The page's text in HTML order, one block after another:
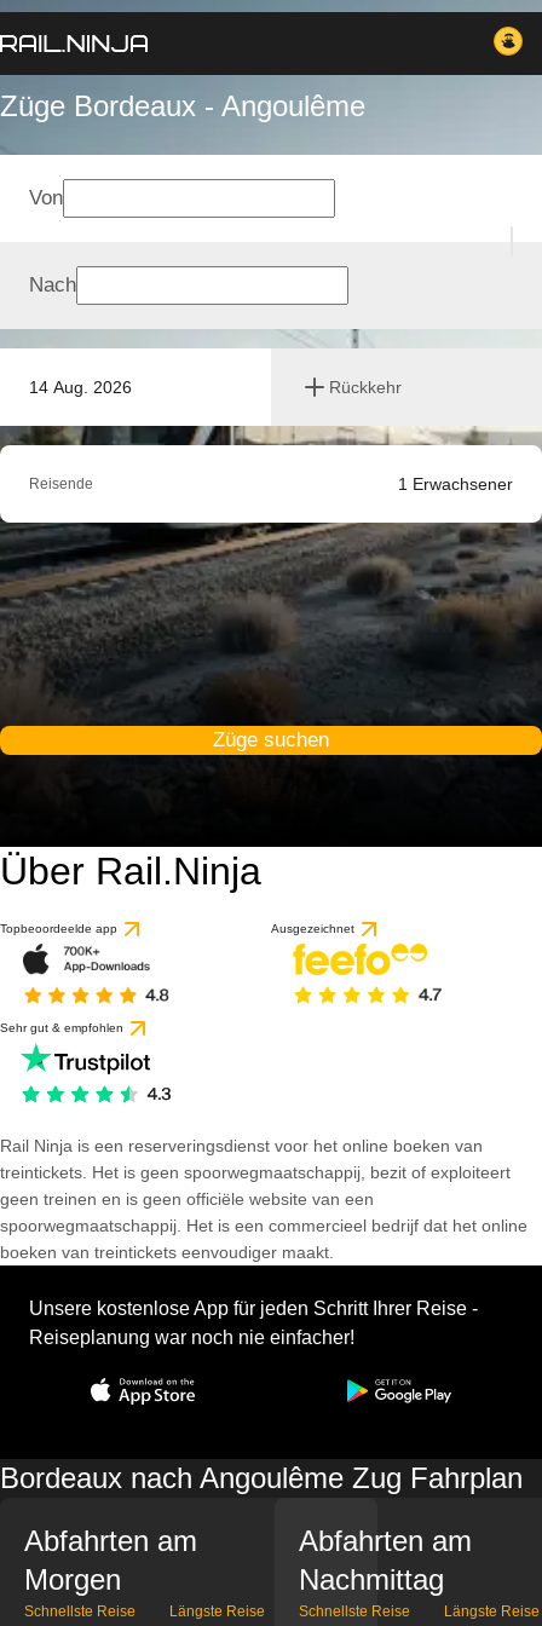
Züge Bordeaux - Angoulême
14 Aug. 2026 Rückkehr
Von
Nach
Reisende 1 Erwachsener
Züge suchen
Über Rail.Ninja
Topbeoordeelde app Ausgezeichnet
Sehr gut & empfohlen
Rail Ninja is een reserveringsdienst voor het online boeken van
treintickets. Het is geen spoorwegmaatschappij, bezit of exploiteert
geen treinen en is geen officiële website van een
spoorwegmaatschappij. Het is een commercieel bedrijf dat het online
boeken van treintickets eenvoudiger maakt.
Unsere kostenlose App für jeden Schritt Ihrer Reise -
Reiseplanung war noch nie einfacher!
Bordeaux nach Angoulême Zug Fahrplan
Abfahrten am
Morgen
Schnellste Reise Längste Reise
Abfahrten am
Nachmittag
Schnellste Reise Längste Reise